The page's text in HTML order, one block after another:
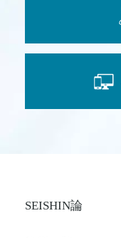
SEISHIN論